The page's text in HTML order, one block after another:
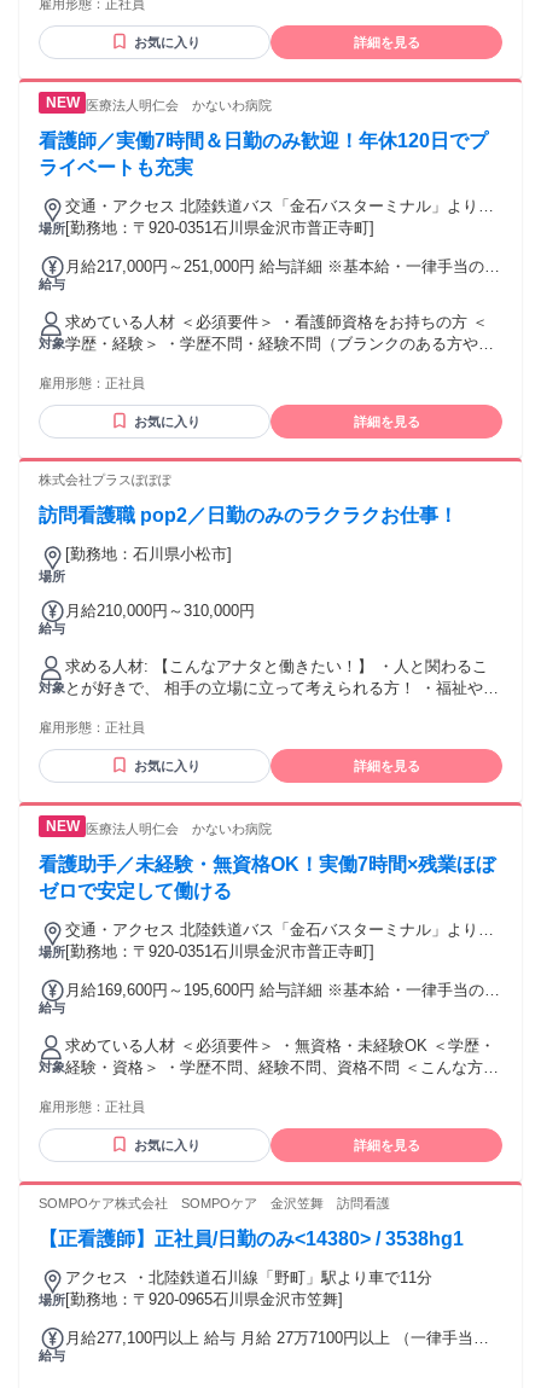
1年目） * 1284万円（25歳・2年目） ※月額＋手当＋インセン
ティブを含みます。 ------------------------------------------------
がある」 「裁量高く、自ら考えて動く現場が好き」 「マネジ
メントポジションに挑戦したい」
雇用形態： 正社員
お気に入り 詳細を見る
医療法人明仁会 かないわ病院
看護師／実働7時間＆日勤のみ歓迎！年休120日でプ
ライベートも充実
場所
交通・アクセス 北陸鉄道バス「金石バスターミナル」より徒
歩約15分 ・JR「金沢駅」より車で約15分
[勤務地：〒920-0351石川県金沢市普正寺町]
給与
月給217,000円～251,000円 給与詳細 ※基本給・一律手当の総
【一律手当】 全員に一律で支払われる通勤・皆勤・家族手当
金額：なし 全員に一律で支払われるその他手当金額：あり 1
ヶ月あたり3万7000円 ・昇給あり（前年度実績：1月あたり
4,400円） ・賞与あり（前年度実績：年2回、計4.20ヶ月分）
（9,000円） ・BU評価2手当（12,000円） ＜その他手当＞ ・
通勤手当（実費支給・上限月額24,000円） ・皆勤手当（4,000
円） ・夜勤手当（7,500円/回 ※月2回以上） ・住宅手当
（5,000円 ※世帯主または単身生活者のみ） ・家族手当（配
偶者8,000円、子1人につき5,000円、父母1,000円 ※世帯主の
み）
対象
求めている人材 ＜必須要件＞ ・看護師資格をお持ちの方 ＜
学歴・経験＞ ・学歴不問・経験不問（ブランクのある方や精
・バタバタした急性期を離れ、患者様の話を丁寧に聴く「心
のケア」に取り組みたい方 ・実働7時間＆残業ほぼなしの環境
で、家庭や子育てと両立して長く働きたい方 年齢の条件と理
号・18歳以上（深夜労働が生じるため／労働基準法））
雇用形態： 正社員
お気に入り 詳細を見る
株式会社プラスぽぽぽ
訪問看護職 pop2／日勤のみのラクラクお仕事！
場所
[勤務地：石川県小松市]
給与
月給210,000円～310,000円
対象
求める人材: 【こんなアナタと働きたい！】 ・人と関わるこ
とが好きで、 相手の立場に立って考えられる方！ ・福祉や人
る方 【必須条件】 看護師 普通自動車運転免許 【歓迎条件】
精神保健福祉士 社会福祉士 介護福祉士
雇用形態： 正社員
お気に入り 詳細を見る
医療法人明仁会 かないわ病院
看護助手／未経験・無資格OK！実働7時間×残業ほぼ
ゼロで安定して働ける
場所
交通・アクセス 北陸鉄道バス「金石バスターミナル」より徒
歩約15分 ・JR「金沢駅」より車で約15分
[勤務地：〒920-0351石川県金沢市普正寺町]
給与
月給169,600円～195,600円 給与詳細 ※基本給・一律手当の総
し 【一律手当】 全員に一律で支払われる通勤・皆勤・家族手
当金額：なし 全員に一律で支払われるその他手当金額：あり
1ヶ月あたり2万7000円 ・昇給あり（前年度実績：1月あたり
3,600円） ・賞与あり（前年度実績：年2回、計4.20ヶ月分）
（9,000円） ・BU評価2手当（12,000円） ＜その他手当＞ ・
通勤手当（実費支給・上限月額24,000円） ・皆勤手当（4,000
円） ・夜勤手当（5,500円/回） ・住宅手当（5,000円 ※世帯
主または単身生活者のみ） ・家族手当（配偶者8,000円、子1
人につき5,000円、父母1,000円 ※世帯主のみ）
対象
求めている人材 ＜必須要件＞ ・無資格・未経験OK ＜学歴・
経験・資格＞ ・学歴不問、経験不問、資格不問 ＜こんな方に
たい方 ・体力的負担を抑えて、長期的に無理なく働きたい方
年齢の条件と理由：あり（例外事由1号・59歳以下（定年のた
め） 例外事由2号・18歳以上（深夜労働が生じるため／労働
雇用形態： 正社員
お気に入り 詳細を見る
SOMPOケア株式会社 SOMPOケア 金沢笠舞 訪問看護
【正看護師】正社員/日勤のみ<14380> / 3538hg1
場所
アクセス ・北陸鉄道石川線「野町」駅より車で11分
[勤務地：〒920-0965石川県金沢市笠舞]
給与
月給277,100円以上 給与 月給 27万7100円以上 （一律手当を